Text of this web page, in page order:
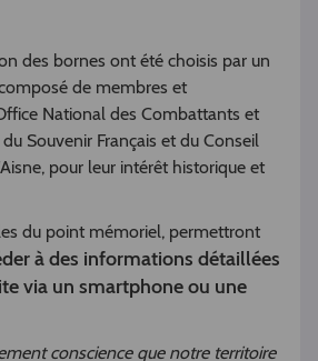
des bornes ont été choisis par un
de membres et
National des Combattants et
Souvenir Français et du Conseil
pour leur intérêt historique et
du point mémoriel, permettront
à des informations détaillées
via un smartphone ou une
conscience que notre territoire